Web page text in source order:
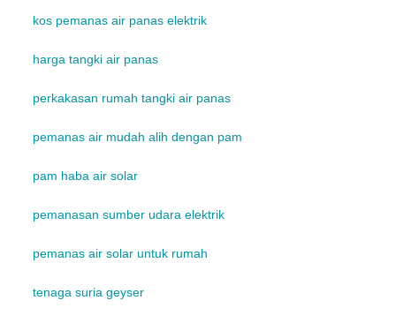
kos pemanas air panas elektrik
harga tangki air panas
perkakasan rumah tangki air panas
pemanas air mudah alih dengan pam
pam haba air solar
pemanasan sumber udara elektrik
pemanas air solar untuk rumah
tenaga suria geyser